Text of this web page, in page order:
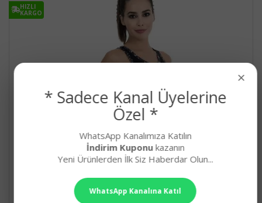
HIZLI
KARGO
×
* Sadece Kanal Üyelerine
Özel *
WhatsApp Kanalımıza Katılın
İndirim Kuponukazanın
Yeni Ürünlerden İlk Siz Haberdar Olun...
WhatsApp Kanalına Katıl